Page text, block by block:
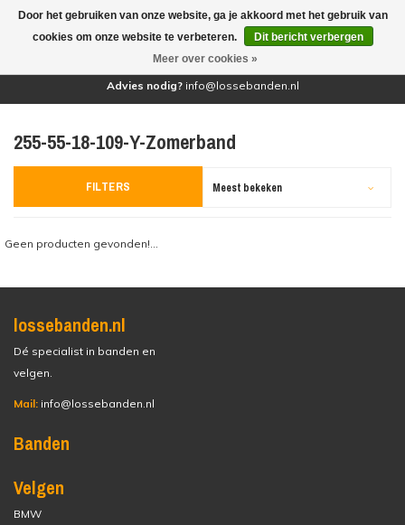
(0)
Advies nodig? info@lossebanden.nl
255-55-18-109-Y-Zomerband
FILTERS Meest bekeken
Geen producten gevonden!...
lossebanden.nl
Dé specialist in banden en
velgen.
Mail: info@lossebanden.nl
Banden
Velgen
BMW
Door het gebruiken van onze website, ga je akkoord met het gebruik van
cookies om onze website te verbeteren.
Dit bericht verbergen
Meer over cookies »